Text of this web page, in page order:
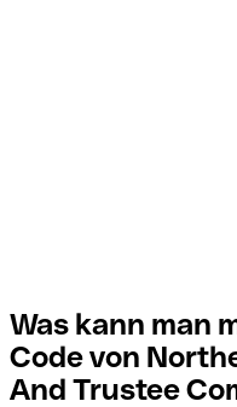
Was kann man
Code von
And Trustee